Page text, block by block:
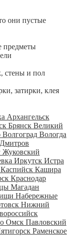
они пустые
предметы
стены и пол
затирки, клея
Архангельск
Брянск Великий
Волгоград Вологда
Дмитров
Жуковский
Иркутск Истра
Каспийск Кашира
Краснодар
Магадан
Набережные
Нижний
Омск Павловский
Раменское